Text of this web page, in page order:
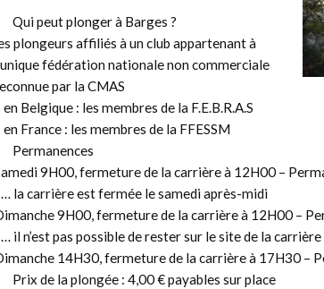
Qui peut plonger à Barges ?
plongeurs affiliés à un club appartenant à
fédération nationale non commerciale
par la CMAS
en Belgique : les membres de la F.E.B.R.A.S
en France : les membres de la FFESSM
Permanences
9H00, fermeture de la carrière à 12H00 –
la carrière est fermée le samedi après-midi
9H00, fermeture de la carrière à 12H00 –
il n’est pas possible de rester sur le site de la
14H30, fermeture de la carrière à 17H30 –
Prix de la plongée : 4,00 € payables sur place